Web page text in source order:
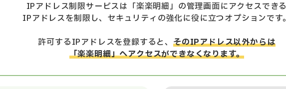
IPアドレス制限サービスは「楽楽明細」の管理画面にアクセスできる
IPアドレスを制限し、セキュリティの強化に役に立つオプションです。
許可するIPアドレスを登録すると、そのIPアドレス以外からは
「楽楽明細」へアクセスができなくなります。